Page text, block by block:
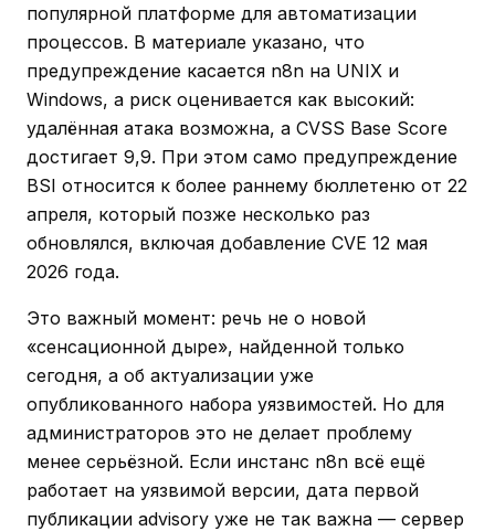
популярной платформе для автоматизации
процессов. В материале указано, что
предупреждение касается n8n на UNIX и
Windows, а риск оценивается как высокий:
удалённая атака возможна, а CVSS Base Score
достигает 9,9. При этом само предупреждение
BSI относится к более раннему бюллетеню от 22
апреля, который позже несколько раз
обновлялся, включая добавление CVE 12 мая
2026 года.
Это важный момент: речь не о новой
«сенсационной дыре», найденной только
сегодня, а об актуализации уже
опубликованного набора уязвимостей. Но для
администраторов это не делает проблему
менее серьёзной. Если инстанс n8n всё ещё
работает на уязвимой версии, дата первой
публикации advisory уже не так важна — сервер